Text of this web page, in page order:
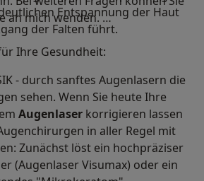
Entspannung der Haut
der Falten führt.
an mich wenden.
Ihre Gesundheit:
- durch sanftes Augenlasern die
sehen. Wenn Sie heute Ihre
Augenlaser korrigieren lassen
in aller Regel mit
Zunächst löst ein hochpräziser
(Augenlaser Visumax) oder ein